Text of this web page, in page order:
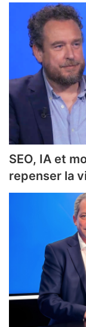
SEO, IA et
repenser la